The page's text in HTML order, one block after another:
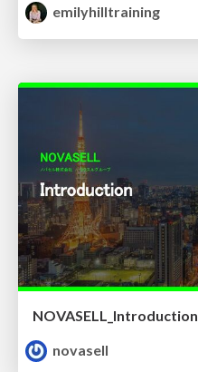
emilyhilltraining
NOVASELL_Introduction
novasell